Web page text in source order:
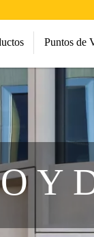
Puntos de
Y